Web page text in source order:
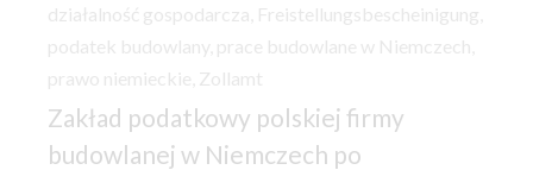
działalność gospodarcza Freistellungsbescheinigung
podatek budowlany prace budowlane w Niemczech
prawo niemieckie
Zollamt
Zakład podatkowy polskiej firmy
budowlanej w Niemczech po